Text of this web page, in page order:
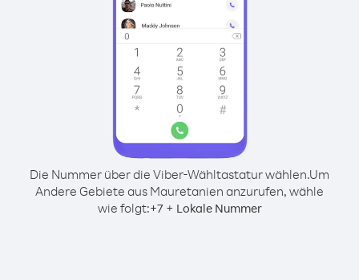
Die Nummer über die Viber-Wähltastatur wählen.Um
Andere Gebiete aus Mauretanien anzurufen, wähle
wie folgt:+7+ Lokale Nummer